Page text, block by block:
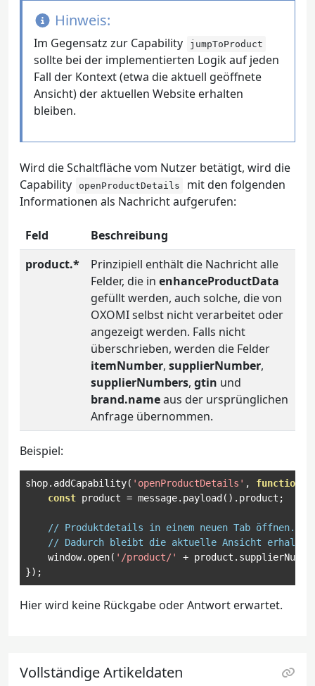
Hinweis:
Im Gegensatz zur Capability jumpToProduct
sollte bei der implementierten Logik auf jeden
Fall der Kontext (etwa die aktuell geöffnete
Ansicht) der aktuellen Website erhalten
bleiben.
Wird die Schaltfläche vom Nutzer betätigt, wird die
Capability
openProductDetails
mit den folgenden
Informationen als Nachricht aufgerufen:
Feld
Beschreibung
product.*
Prinzipiell enthält die Nachricht alle
Felder, die in enhanceProductData
gefüllt werden, auch solche, die von
OXOMI selbst nicht verarbeitet oder
angezeigt werden. Falls nicht
überschrieben, werden die Felder
itemNumber, supplierNumber,
supplierNumbers, gtin und
brand.nameaus der ursprünglichen
Anfrage übernommen.
Beispiel:
shop. addCapability( 'openProductDetails' , function
const product = message. payload (). product ;
// Produktdetails in einem neuen Tab öffnen...
// Dadurch bleibt die aktuelle Ansicht
    window
. open( '/product/' + product .
});
Hier wird keine Rückgabe oder Antwort erwartet.
Vollständige Artikeldaten